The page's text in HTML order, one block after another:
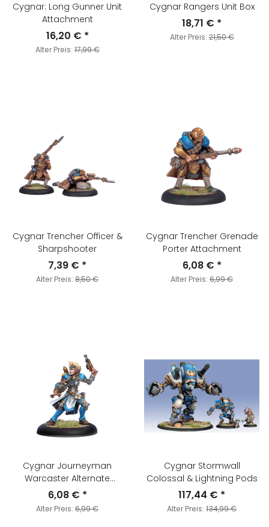
Cygnar: Long Gunner Unit
Attachment
16,20 € *
Alter Preis:17,99 €
Cygnar Rangers Unit Box
18,71 € *
Alter Preis:21,50 €
Cygnar Trencher Officer &
Sharpshooter
7,39 € *
Alter Preis: 8,50 €
Cygnar Trencher Grenade
Porter Attachment
6,08 € *
Alter Preis: 6,99 €
Cygnar Journeyman
Warcaster Alternate
Version
6,08 € *
Alter Preis: 6,99 €
Cygnar Stormwall
Colossal & Lightning Pods
117,44 € *
Alter Preis: 134,99 €